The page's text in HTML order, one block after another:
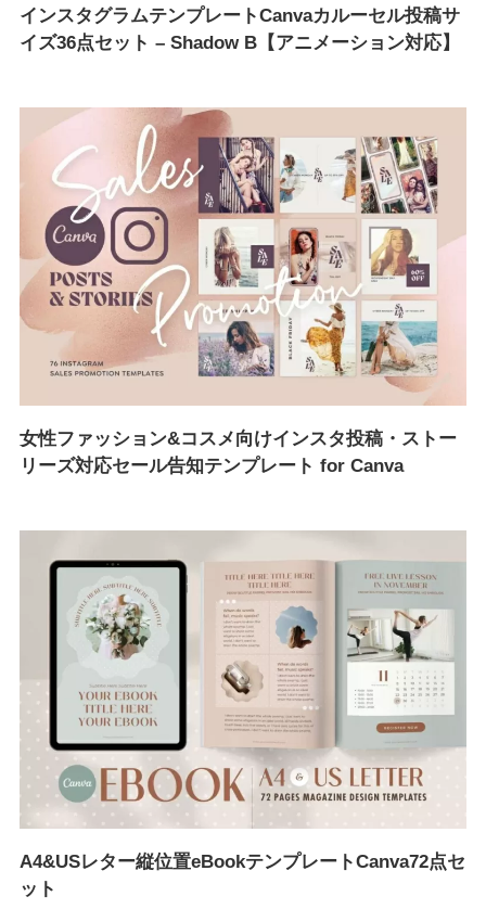
インスタグラムテンプレートCanvaカルーセル投稿サ
イズ36点セット – Shadow B【アニメーション対応】
女性ファッション&コスメ向けインスタ投稿・ストー
リーズ対応セール告知テンプレート for Canva
A4&USレター縦位置eBookテンプレートCanva72点セ
ット